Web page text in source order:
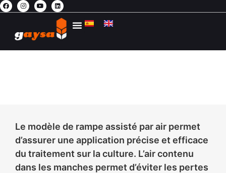
Le modèle de rampe assisté par air permet
d’assurer une application précise et efficace
du traitement sur la culture. L’air contenu
dans les manches permet d’éviter les pertes